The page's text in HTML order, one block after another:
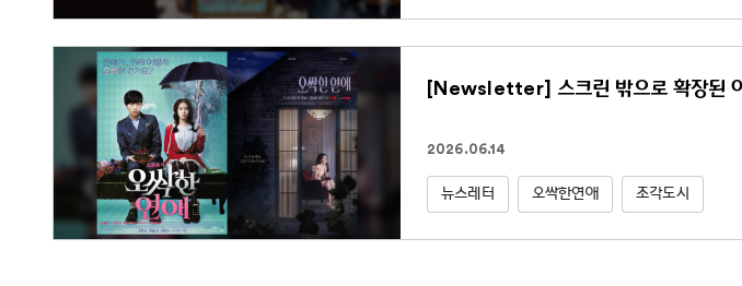
[Newsletter] 스크린 밖으로 확장된
2026.06.14
뉴스레터 오싹한연애 조각도시